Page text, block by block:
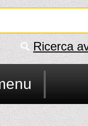
Ricerca